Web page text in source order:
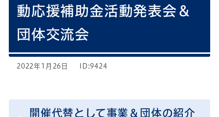
動応援補助金活動発表会＆
団体交流会
2022年1月26日 ID:9424
開催代替として事業＆団体の紹介